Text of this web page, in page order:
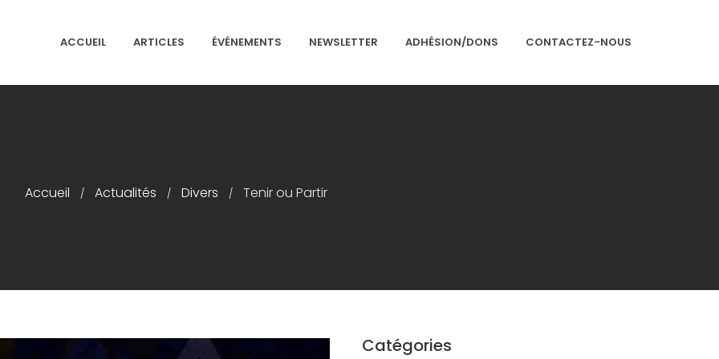
ACCUEIL ARTICLES ÉVÉNEMENTS NEWSLETTER ADHÉSION/DONS CONTACTEZ-NOUS
Accueil / Actualités / Divers / Tenir ou Partir
Catégories